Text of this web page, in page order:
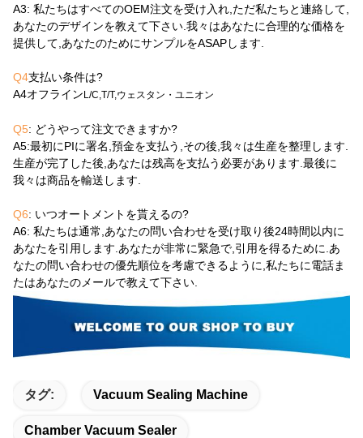
A3: 私たちはすべてのOEM注文を受け入れ,ただ私たちと連絡して,
あなたのデザインを教えて下さい.我々はあなたに合理的な価格を
提供して,あなたのためにサンプルをASAPします.
Q4支払い条件は?
A4オフライン L/C,T/T,ウェスタン・ユニオン
Q5: どうやって注文できますか?
A5:最初にPIに署名,預金を支払う,その後,我々は生産を整理します.
生産が完了した後,あなたは残高を支払う必要があります.最後に
我々は商品を輸送します.
Q6: いつオートメントを貰えるの?
A6: 私たちは通常,あなたの問い合わせを受け取り後24時間以内に
あなたを引用します.あなたが非常に緊急で,引用を得るために.あ
なたの問い合わせの優先順位を考慮できるように,私たちに電話ま
たはあなたのメールで教えて下さい.
タグ: Vacuum Sealing Machine
Chamber Vacuum Sealer